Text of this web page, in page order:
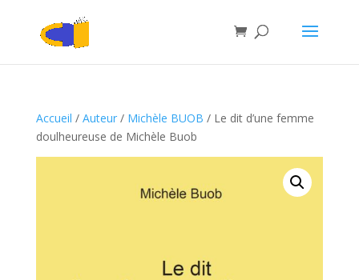
Accueil / Auteur/ Michèle BUOB / Le dit d’une femme
doulheureuse de Michèle Buob